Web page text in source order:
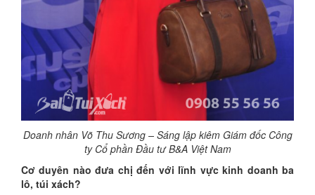
Doanh nhân Võ Thu Sương – Sáng lập kiêm Giám đốc Công
ty Cổ phần Đầu tư B&A Việt Nam
Cơ duyên nào đưa chị đến với lĩnh vực kinh doanh ba
lô, túi xách?